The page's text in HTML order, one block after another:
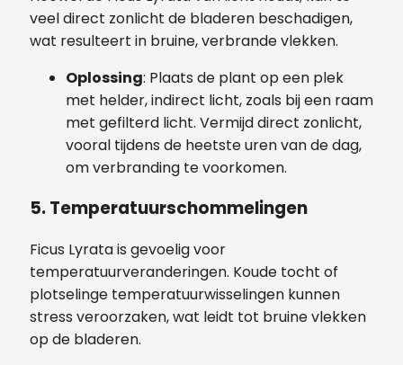
veel direct zonlicht de bladeren beschadigen,
wat resulteert in bruine, verbrande vlekken.
Oplossing: Plaats de plant op een plek
met helder, indirect licht, zoals bij een raam
met gefilterd licht. Vermijd direct zonlicht,
vooral tijdens de heetste uren van de dag,
om verbranding te voorkomen.
5. Temperatuurschommelingen
Ficus Lyrata is gevoelig voor
temperatuurveranderingen. Koude tocht of
plotselinge temperatuurwisselingen kunnen
stress veroorzaken, wat leidt tot bruine vlekken
op de bladeren.